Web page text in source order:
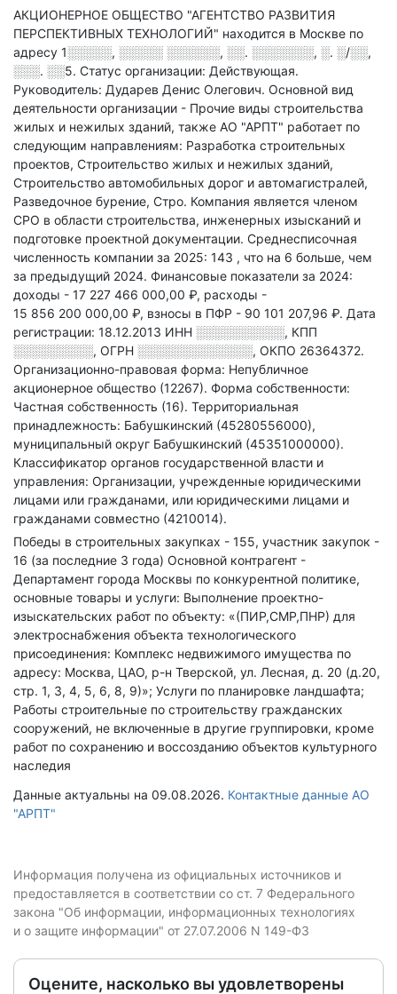
АКЦИОНЕРНОЕ ОБЩЕСТВО "АГЕНТСТВО РАЗВИТИЯ
ПЕРСПЕКТИВНЫХ ТЕХНОЛОГИЙ" находится в Москве по
адресу 1░░░░░, ░░░░░ ░░░░░░, ░░. ░░░░░░░, ░. ░/░░,
░░░. ░░5. Статус организации: Действующая.
Руководитель: Дударев Денис Олегович. Основной вид
деятельности организации - Прочие виды строительства
жилых и нежилых зданий, также АО "АРПТ" работает по
следующим направлениям: Разработка строительных
проектов, Строительство жилых и нежилых зданий,
Строительство автомобильных дорог и автомагистралей,
Разведочное бурение, Стро. Компания является членом
СРО в области строительства, инженерных изысканий и
подготовке проектной документации. Среднесписочная
численность компании за 2025: 143 , что на 6 больше, чем
за предыдущий 2024. Финансовые показатели за 2024:
доходы - 17 227 466 000,00 ₽, расходы -
15 856 200 000,00 ₽, взносы в ПФР - 90 101 207,96 ₽. Дата
регистрации: 18.12.2013 ИНН ░░░░░░░░░░, КПП
░░░░░░░░░, ОГРН ░░░░░░░░░░░░░, ОКПО 26364372.
Организационно-правовая форма: Непубличное
акционерное общество (12267). Форма собственности:
Частная собственность (16). Территориальная
принадлежность: Бабушкинский (45280556000),
муниципальный округ Бабушкинский (45351000000).
Классификатор органов государственной власти и
управления: Организации, учрежденные юридическими
лицами или гражданами, или юридическими лицами и
гражданами совместно (4210014).
Победы в строительных закупках - 155, участник закупок -
16 (за последние 3 года) Основной контрагент -
Департамент города Москвы по конкурентной политике,
основные товары и услуги: Выполнение проектно-
изыскательских работ по объекту: «(ПИР,СМР,ПНР) для
электроснабжения объекта технологического
присоединения: Комплекс недвижимого имущества по
адресу: Москва, ЦАО, р-н Тверской, ул. Лесная, д. 20 (д.20,
стр. 1, 3, 4, 5, 6, 8, 9)»; Услуги по планировке ландшафта;
Работы строительные по строительству гражданских
сооружений, не включенные в другие группировки, кроме
работ по сохранению и воссозданию объектов культурного
наследия
Данные актуальны на 09.08.2026. Контактные данные АО
"АРПТ"
Информация получена из официальных источников и
предоставляется в соответствии со ст. 7 Федерального
закона "Об информации, информационных технологиях
и о защите информации" от 27.07.2006 N 149-ФЗ
Оцените, насколько вы удовлетворены